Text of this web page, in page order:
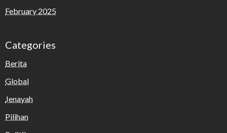
February 2025
Categories
Berita
Global
Jenayah
Pilihan